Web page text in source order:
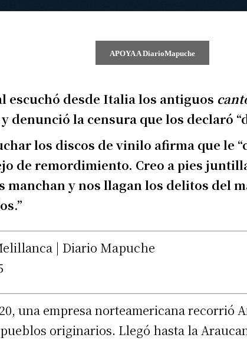
APOYA A DiarioMapuche
escuchó desde Italia los antiguos
denunció la censura que los declaró
los discos de vinilo afirma que le
de remordimiento. Creo a pies
manchan y nos llagan los delitos del
| Diario Mapuche
una empresa norteamericana recorrió
originarios. Llegó hasta la